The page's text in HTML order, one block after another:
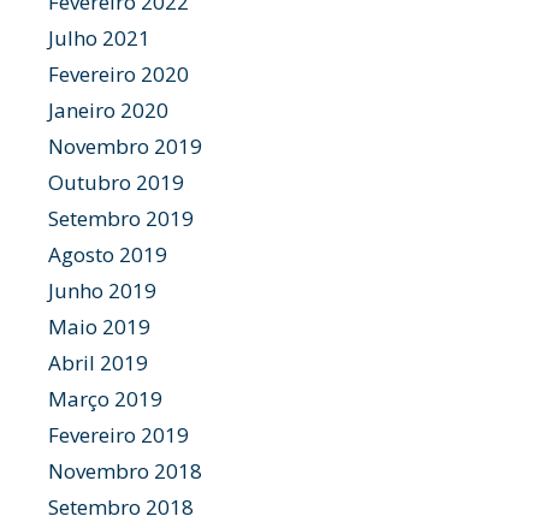
Julho 2021
Fevereiro 2020
Janeiro 2020
Novembro 2019
Outubro 2019
Setembro 2019
Agosto 2019
Junho 2019
Maio 2019
Abril 2019
Março 2019
Fevereiro 2019
Novembro 2018
Setembro 2018